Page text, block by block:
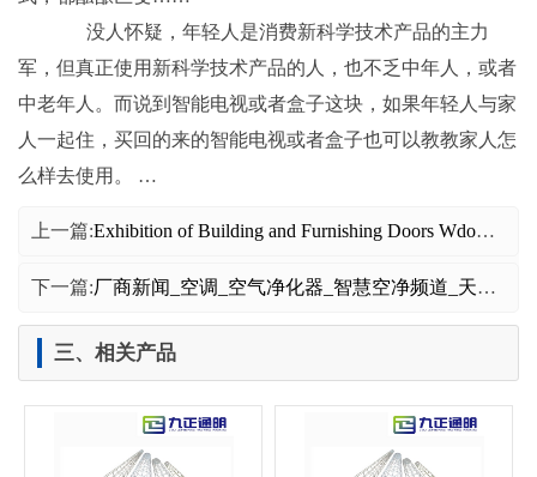
没人怀疑，年轻人是消费新科学技术产品的主力
军，但真正使用新科学技术产品的人，也不乏中年人，或者
中老年人。而说到智能电视或者盒子这块，如果年轻人与家
人一起住，买回的来的智能电视或者盒子也可以教教家人怎
么样去使用。 …
上一篇:Exhibition of Building and Furnishing Doors Wdows and ShadTechnology BuilEeer
下一篇:厂商新闻_空调_空气净化器_智慧空净频道_天极网
三、相关产品